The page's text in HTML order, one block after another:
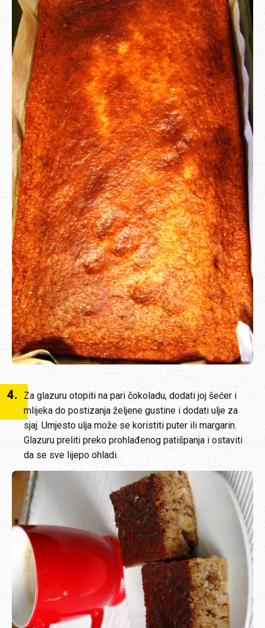
4.
Za glazuru otopiti na pari čokoladu, dodati joj šećer i
mlijeka do postizanja željene gustine i dodati ulje za
sjaj. Umjesto ulja može se koristiti puter ili margarin.
Glazuru preliti preko prohlađenog patišpanja i ostaviti
da se sve lijepo ohladi.